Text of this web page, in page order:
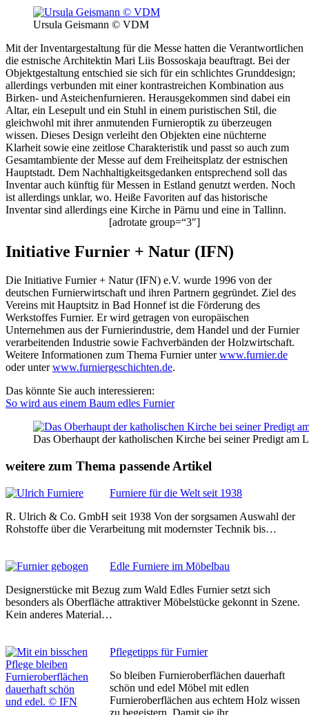
Ursula Geismann © VDM
Mit der Inventargestaltung für die Messe hatten die Verantwortlichen
die estnische Architektin Mari Liis Bossoskaja beauftragt. Bei der
Objektgestaltung entschied sie sich für ein schlichtes Grunddesign;
allerdings verbunden mit einer kontrastreichen Kombination aus
Birken- und Asteichenfurnieren. Herausgekommen sind dabei ein
Altar, ein Lesepult und ein Stuhl in einem puristischen Stil, die
gleichwohl mit ihrer anmutenden Furnieroptik zu überzeugen
wissen. Dieses Design verleiht den Objekten eine nüchterne
Klarheit sowie eine zeitlose Charakteristik und passt so auch zum
Gesamtambiente der Messe auf dem Freiheitsplatz der estnischen
Hauptstadt. Dem Nachhaltigkeitsgedanken entsprechend soll das
Inventar auch künftig für Messen in Estland genutzt werden. Noch
ist allerdings unklar, wo. Heiße Favoriten auf das historische
Inventar sind allerdings eine Kirche in Pärnu und eine in Tallinn.
[adrotate group=“3″]
Initiative Furnier + Natur (IFN)
Die Initiative Furnier + Natur (IFN) e.V. wurde 1996 von der
deutschen Furnierwirtschaft und ihren Partnern gegründet. Ziel des
Vereins mit Hauptsitz in Bad Honnef ist die Förderung des
Werkstoffes Furnier. Er wird getragen von europäischen
Unternehmen aus der Furnierindustrie, dem Handel und der Furnier
verarbeitenden Industrie sowie Fachverbänden der Holzwirtschaft.
Weitere Informationen zum Thema Furnier unterwww.furnier.de
oder unterwww.furniergeschichten.de.
Das könnte Sie auch interessieren:
So wird aus einem Baum edles Furnier
Das Oberhaupt der katholischen Kirche bei seiner Predigt
weitere zum Thema passende Artikel
Furniere für die Welt seit 1938
R. Ulrich & Co. GmbH seit 1938 Von der sorgsamen Auswahl der
Rohstoffe über die Verarbeitung mit modernster Technik bis…
Edle Furniere im Möbelbau
Designerstücke mit Bezug zum Wald Edles Furnier setzt sich
besonders als Oberfläche attraktiver Möbelstücke gekonnt in Szene.
Kein anderes Material…
Pflegetipps für Furnier
So bleiben Furnieroberflächen dauerhaft
schön und edel Möbel mit edlen
Furnieroberflächen aus echtem Holz wissen
zu begeistern. Damit sie ihr…